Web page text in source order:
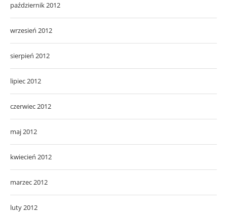
październik 2012
wrzesień 2012
sierpień 2012
lipiec 2012
czerwiec 2012
maj 2012
kwiecień 2012
marzec 2012
luty 2012